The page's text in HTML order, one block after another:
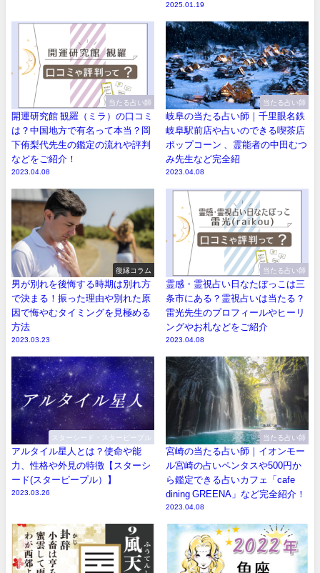
2025.01.19
当たる占い師
開運研究館 観羅（ミラ）の口コミ
は？中国地方で有名って本当？岡
下侑梨代先生の鑑定の流れや評判
などをご紹介！
2023.04.08
当たる占い師
岐阜の当たる占い師｜千里眼名鉄
岐阜駅前店や占いのできる喫茶店
ポップコーン 、霊能者の中田むつ
み先生など完全紹
2023.04.08
復縁コラム
男が別れを後悔する時期は別れ方
で決まる！振った理由や別れた原
因で悔やむタイミングを見極める
方法
2023.03.23
当たる占い師
霊感・霊視占い日なたぼっこは三
条市にある？霊視占いは当たる？
雷光先生のプロフィールやヒーリ
ングやお札などをご紹介
2023.04.08
スターシード・スターピープル
アルタイル星人とは？使命や能
力、性格や外見の特徴【スターシ
ード(スターピープル）】
2023.03.26
当たる占い師
宮崎の当たる占い師｜イオンモー
ル宮崎の占いペンタスや500円か
ら鑑定できる占いカフェ「cafe
dining GREENA」など完全紹介！
2023.04.08